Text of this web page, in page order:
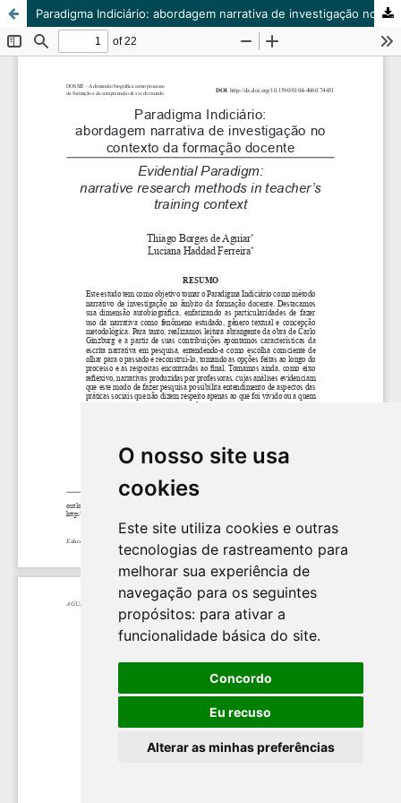
O nosso site usa
cookies
Este site utiliza cookies e outras
tecnologias de rastreamento para
melhorar sua experiência de
navegação para os seguintes
propósitos: para ativar a
funcionalidade básica do site.
Concordo
Eu recuso
Alterar as minhas preferências
Paradigma Indiciário: abordagem narrativa de investigação no contexto da formação docente